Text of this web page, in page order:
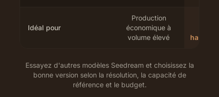
Idéal pour
Production
économique à
volume élevé
haute
Essayez d'autres modèles Seedream et choisissez la
bonne version selon la résolution, la capacité de
référence et le budget.